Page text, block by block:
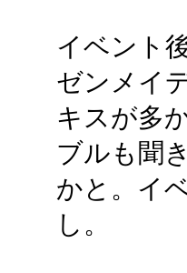
イベント
ゼンメイ
キスが多
ブルも聞
かと。イ
し。